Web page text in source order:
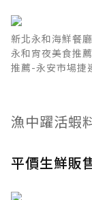
新北永和海鮮餐
永和宵夜美食推
推薦-永安市場
漁中躍活蝦
平價生鮮販